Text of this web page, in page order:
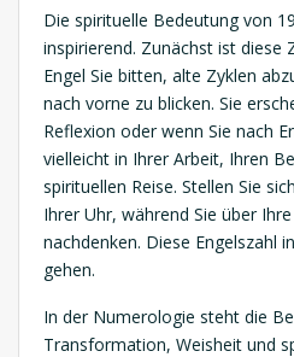
Die spirituelle Bedeutung von
inspirierend. Zunächst ist diese
Engel Sie bitten, alte Zyklen
nach vorne zu blicken. Sie
Reflexion oder wenn Sie nach
vielleicht in Ihrer Arbeit, Ihren
spirituellen Reise. Stellen Sie
Ihrer Uhr, während Sie über
nachdenken. Diese Engelszahl
gehen.
In der Numerologie steht die
Transformation, Weisheit und